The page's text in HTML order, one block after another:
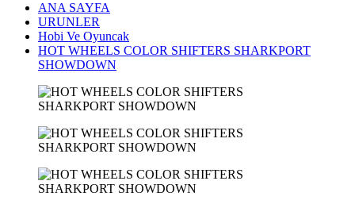
ANA SAYFA
URUNLER
Hobi Ve Oyuncak
HOT WHEELS COLOR SHIFTERS SHARKPORT
SHOWDOWN